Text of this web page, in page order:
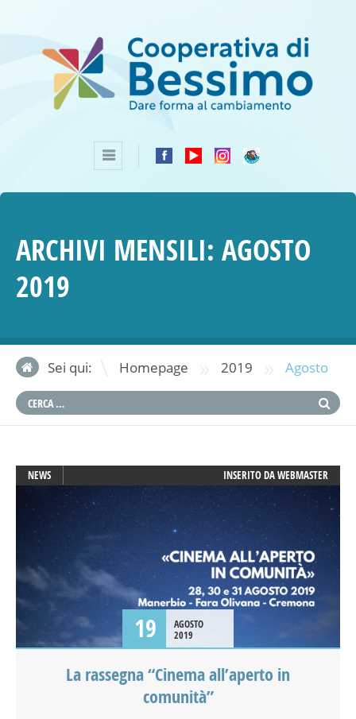
ARCHIVI MENSILI: AGOSTO
2019
Sei qui: Homepage » 2019 » Agosto
NEWS INSERITO DAWEBMASTER
19
AGOSTO
2019
La rassegna “Cinema all’aperto in
comunità”